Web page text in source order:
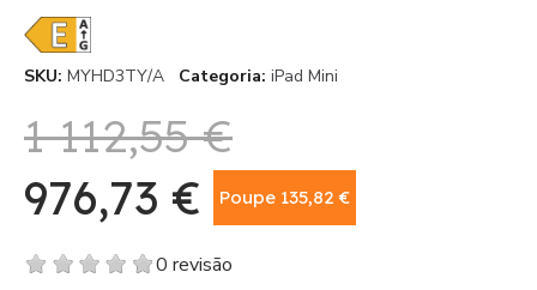
SKU MYHD3TY/A Categoria iPad Mini
1 112,55 €
976,73 €
Poupe 135,82 €
0 revisão